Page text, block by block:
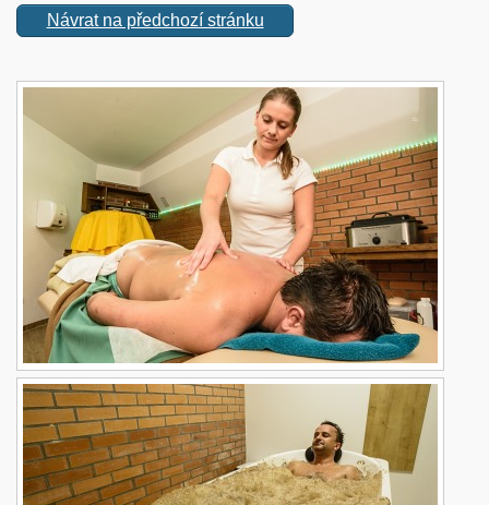
Návrat na předchozí stránku